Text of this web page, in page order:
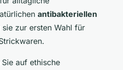
antibakteriellen
sie zur ersten Wahl für
auf ethische